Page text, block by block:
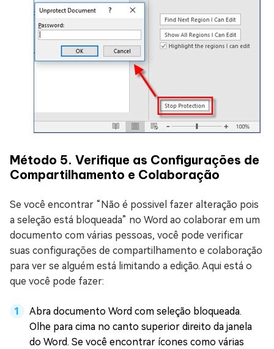
Método 5. Verifique as Configurações de
Compartilhamento e Colaboração
Se você encontrar “Não é possivel fazer alteração pois
a seleção está bloqueada” no Word ao colaborar em um
documento com várias pessoas, você pode verificar
suas configurações de compartilhamento e colaboração
para ver se alguém está limitando a edição. Aqui está o
que você pode fazer:
Abra documento Word com seleção bloqueada.
Olhe para cima no canto superior direito da janela
do Word. Se você encontrar ícones como várias